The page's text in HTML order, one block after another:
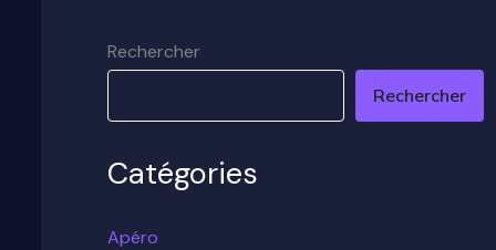
Rechercher
Rechercher
Catégories
Apéro